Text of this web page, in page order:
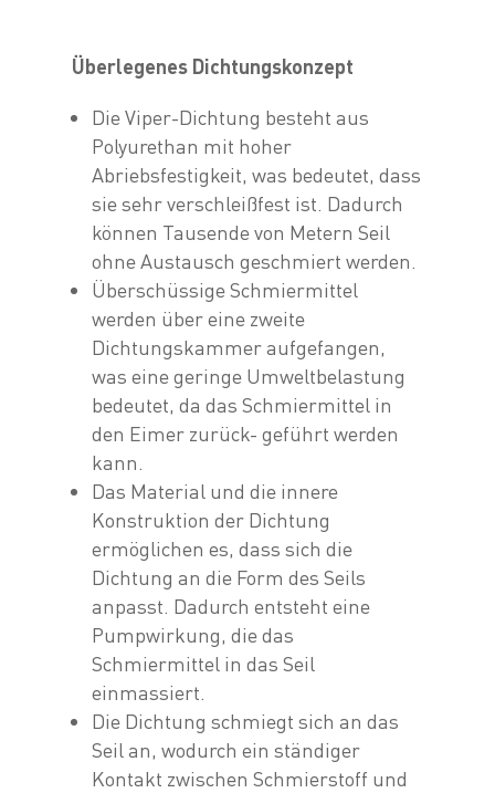
Überlegenes Dichtungskonzept
Die Viper-Dichtung besteht aus
Polyurethan mit hoher
Abriebsfestigkeit, was bedeutet, dass
sie sehr verschleißfest ist. Dadurch
können Tausende von Metern Seil
ohne Austausch geschmiert werden.
Überschüssige Schmiermittel
werden über eine zweite
Dichtungskammer aufgefangen,
was eine geringe Umweltbelastung
bedeutet, da das Schmiermittel in
den Eimer zurück- geführt werden
kann.
Das Material und die innere
Konstruktion der Dichtung
ermöglichen es, dass sich die
Dichtung an die Form des Seils
anpasst. Dadurch entsteht eine
Pumpwirkung, die das
Schmiermittel in das Seil
einmassiert.
Die Dichtung schmiegt sich an das
Seil an, wodurch ein ständiger
Kontakt zwischen Schmierstoff und